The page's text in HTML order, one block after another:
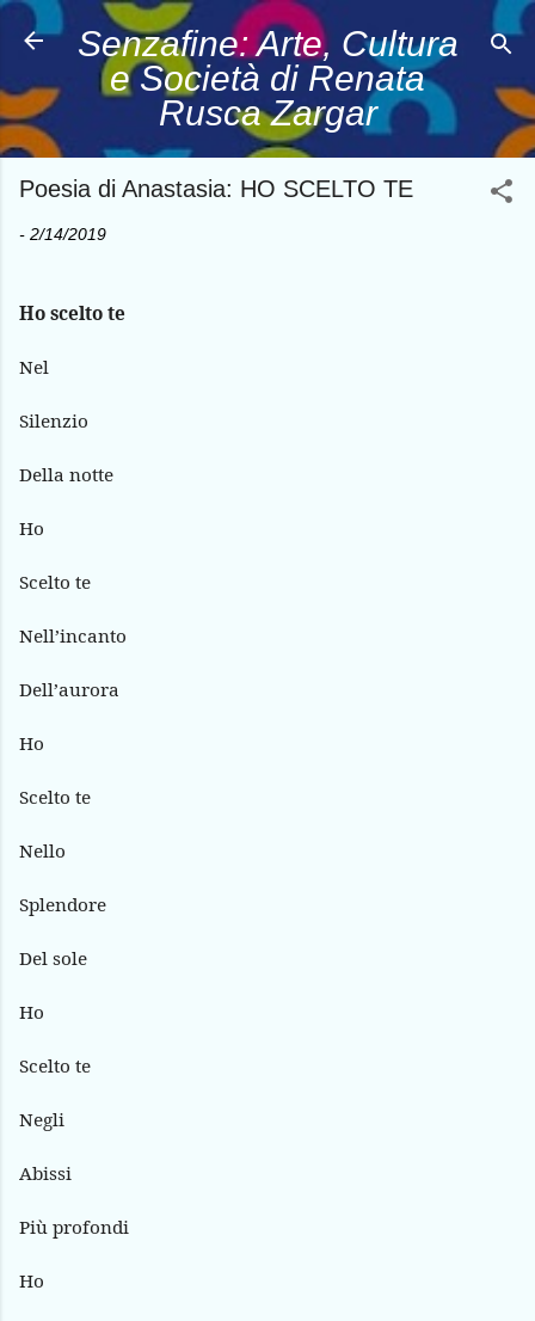
Passa ai contenuti principali
Senzafine: Arte, Cultura
e Società di Renata
Rusca Zargar
Poesia di Anastasia: HO SCELTO TE
- 2/14/2019
Ho scelto te
Nel
Silenzio
Della notte
Ho
Scelto te
Nell’incanto
Dell’aurora
Ho
Scelto te
Nello
Splendore
Del sole
Ho
Scelto te
Negli
Abissi
Più profondi
Ho